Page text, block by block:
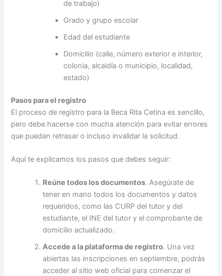
de trabajo)
Grado y grupo escolar
Edad del estudiante
Domicilio (calle, número exterior e interior,
colonia, alcaldía o municipio, localidad,
estado)
Pasos para el registro
El proceso de registro para la Beca Rita Cetina es sencillo,
pero debe hacerse con mucha atención para evitar errores
que puedan retrasar o incluso invalidar la solicitud.
Aquí te explicamos los pasos que debes seguir:
Reúne todos los documentos. Asegúrate de
tener en mano todos los documentos y datos
requeridos, como las CURP del tutor y del
estudiante, el INE del tutor y el comprobante de
domicilio actualizado.
Accede a la plataforma de registro. Una vez
abiertas las inscripciones en septiembre, podrás
acceder al sitio web oficial para comenzar el